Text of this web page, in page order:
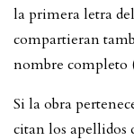
la primera letra
compartieran
nombre completo
Si la obra
citan los apellidos